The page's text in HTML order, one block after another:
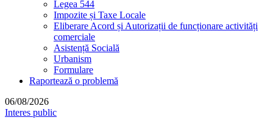
Legea 544
Impozite și Taxe Locale
Eliberare Acord și Autorizații de funcționare activități
comerciale
Asistență Socială
Urbanism
Formulare
Raportează o problemă
06/08/2026
Interes public